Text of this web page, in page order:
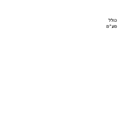
כולל
מע”מ